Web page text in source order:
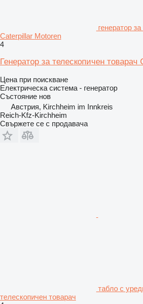
генератор
Caterpillar Motoren
4
Генератор за телескопичен
Цена при поискване
Електрическа система - генератор
Състояние нов
Австрия, Kirchheim im Innkreis
Reich-Kfz-Kirchheim
Свържете се с продавача
табло с
телескопичен товарач